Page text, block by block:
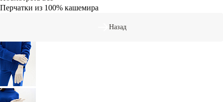
Перчатки из 100% кашемира
Назад